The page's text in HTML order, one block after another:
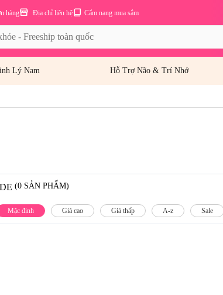
Cẩm nang mua sắm
Địa chỉ liên hệ
hàng
Lý Nam Hỗ Trợ Não & Trí Nhớ
(0 SẢN PHẨM)
Mặc định Giá cao Giá thấp A-z Sale